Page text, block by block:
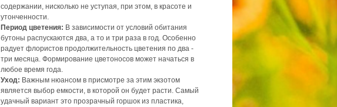
содержании, нисколько не уступая, при этом, в красоте и
утонченности.
Период цветения: В зависимости от условий обитания
бутоны распускаются два, а то и три раза в год. Особенно
радует флористов продолжительность цветения по два -
три месяца. Формирование цветоносов может начаться в
любое время года.
Уход: Важным нюансом в присмотре за этим экзотом
является выбор емкости, в которой он будет расти. Самый
удачный вариант это прозрачный горшок из пластика,